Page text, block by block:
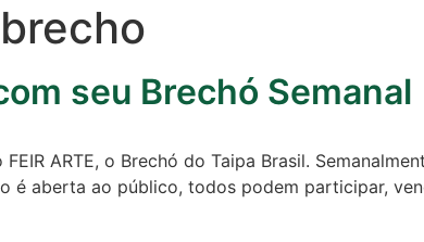
seu Brechó Semanal
ARTE, o Brechó do Taipa Brasil.
é aberta ao público, todos podem participar,